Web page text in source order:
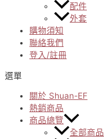
配件
外套
購物須知
聯絡我們
登入/註冊
選單
關於 Shuan-EF
熱銷商品
商品總覽
全部商品